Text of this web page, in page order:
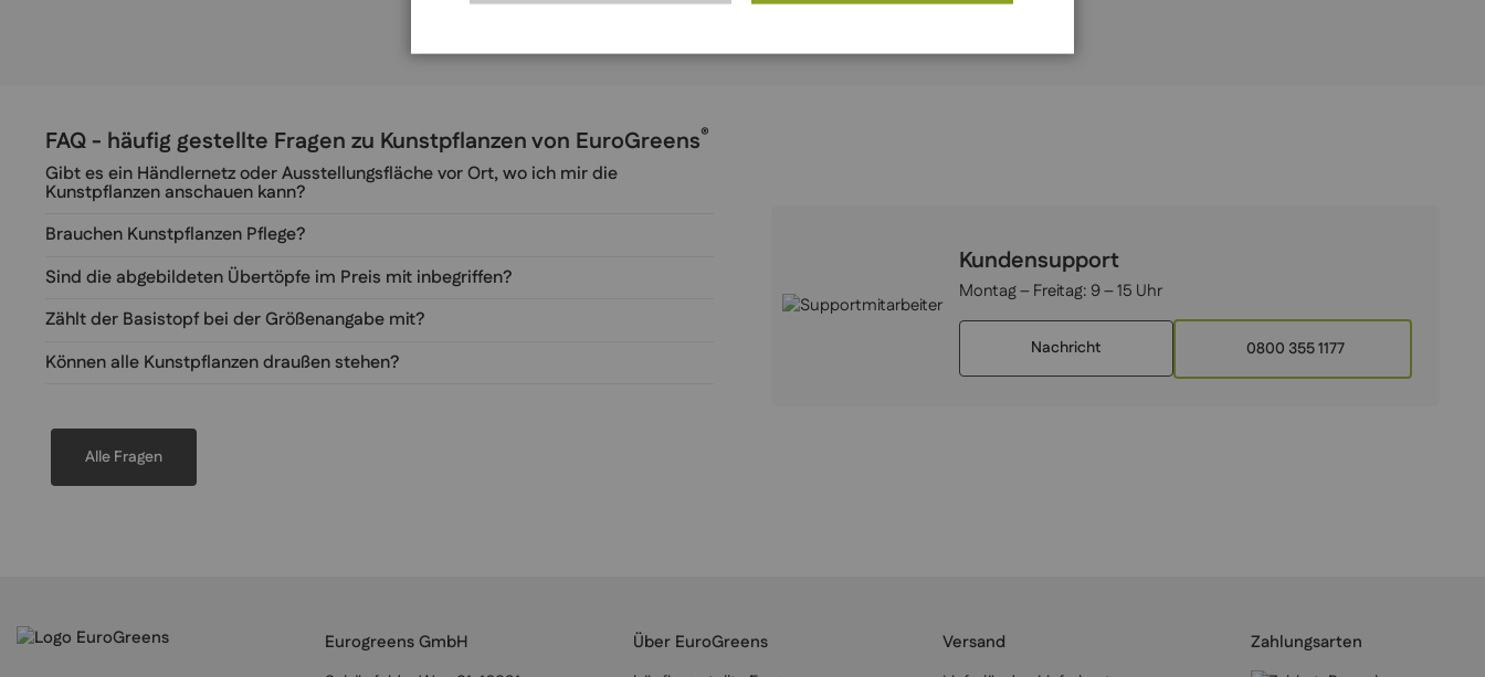
FAQ - häufig gestellte Fragen zu Kunstpflanzen von EuroGreens®
Gibt es ein Händlernetz oder Ausstellungsfläche vor Ort, wo ich mir die
Kunstpflanzen anschauen kann?
Brauchen Kunstpflanzen Pflege?
Sind die abgebildeten Übertöpfe im Preis mit inbegriffen?
Zählt der Basistopf bei der Größenangabe mit?
Können alle Kunstpflanzen draußen stehen?
Alle Fragen
Kundensupport
Montag – Freitag: 9 – 15 Uhr
Nachricht 0800 355 1177
Eurogreens GmbH
Über EuroGreens
Versand
Zahlungsarten